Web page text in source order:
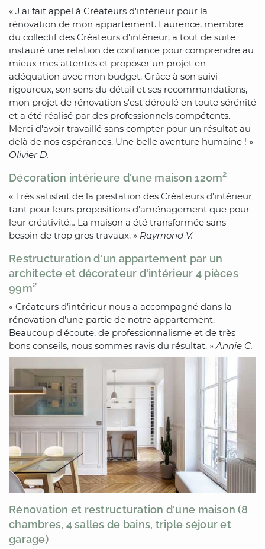
« J'ai fait appel à Créateurs d'intérieur pour la
rénovation de mon appartement. Laurence, membre
du collectif des Créateurs d'intérieur, a tout de suite
instauré une relation de confiance pour comprendre au
mieux mes attentes et proposer un projet en
adéquation avec mon budget. Grâce à son suivi
rigoureux, son sens du détail et ses recommandations,
mon projet de rénovation s'est déroulé en toute sérénité
et a été réalisé par des professionnels compétents.
Merci d'avoir travaillé sans compter pour un résultat au-
delà de nos espérances. Une belle aventure humaine ! »
Olivier D.
Décoration intérieure d'une maison 120m²
« Très satisfait de la prestation des Créateurs d’intérieur
tant pour leurs propositions d’aménagement que pour
leur créativité… La maison a été transformée sans
besoin de trop gros travaux. » Raymond V.
Restructuration d'un appartement par un
architecte et décorateur d'intérieur 4 pièces
99m²
« Créateurs d’intérieur nous a accompagné dans la
rénovation d'une partie de notre appartement.
Beaucoup d'écoute, de professionnalisme et de très
bons conseils, nous sommes ravis du résultat. »Annie C.
Rénovation et restructuration d'une maison (8
chambres, 4 salles de bains, triple séjour et
garage)